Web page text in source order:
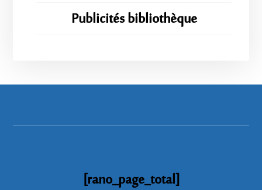
Publicités bibliothèque
[rano_page_total]